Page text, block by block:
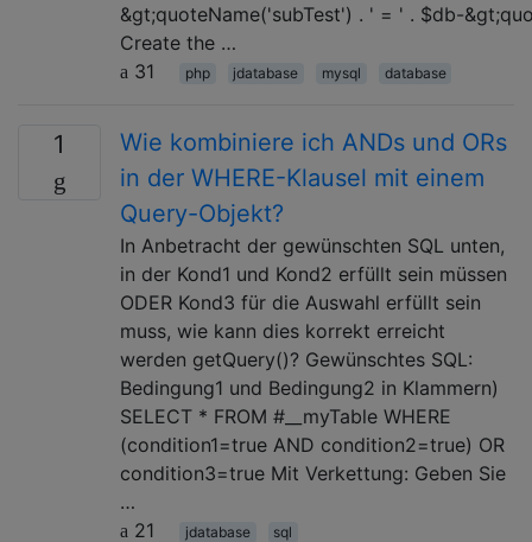
&gt;quoteName('subTest') . ' = ' . $db-
Create the …
31
php jdatabase mysql database
1
Wie kombiniere ich ANDs und ORs
in der WHERE-Klausel mit einem
Query-Objekt?
In Anbetracht der gewünschten SQL unten,
in der Kond1 und Kond2 erfüllt sein müssen
ODER Kond3 für die Auswahl erfüllt sein
muss, wie kann dies korrekt erreicht
werden getQuery()? Gewünschtes SQL:
Bedingung1 und Bedingung2 in Klammern)
SELECT * FROM #__myTable WHERE
(condition1=true AND condition2=true) OR
condition3=true Mit Verkettung: Geben Sie
…
21
jdatabase sql